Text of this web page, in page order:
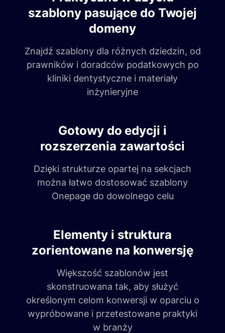
szablony pasujące do Twojej
domeny
Znajdź szablony dla różnych dziedzin, od
prawników i doradców podatkowych po
kliniki dentystyczne i materiały
inżynieryjne
Gotowy do edycji i
rozszerzenia zawartości
Dzięki strukturze opartej na sekcjach
można łatwo dostosować szablony
Onepage do dowolnego celu
Elementy i struktura
zorientowane na konwersję
Większość szablonów jest
skonstruowana tak, aby służyć
określonym celom konwersji w oparciu o
wypróbowane i przetestowane praktyki
w branży